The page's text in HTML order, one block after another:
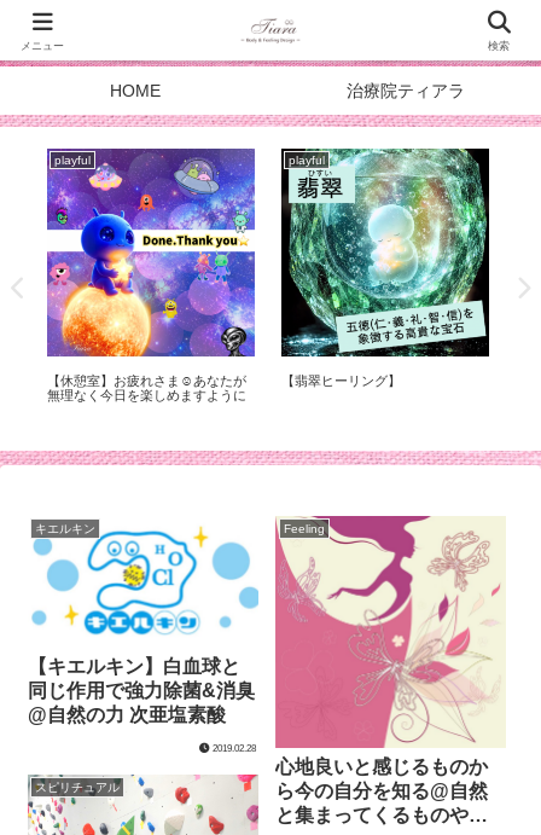
HOME 治療院ティアラ
playful
【休憩室】お疲れさま☺︎あなたが
無理なく今日を楽しめますように
playful
【翡翠ヒーリング】
キエルキン
【キエルキン】白血球と
同じ作用で強力除菌&消臭
@自然の力 次亜塩素酸
2019.02.28
Feeling
心地良いと感じるものか
ら今の自分を知る@自然
と集まってくるものや変
スピリチュアル
メニュー 検索